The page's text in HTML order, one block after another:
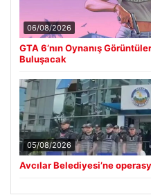
06/08/2026
GTA 6’nın Oynanış
Buluşacak
05/08/2026
Avcılar Belediyesi’ne